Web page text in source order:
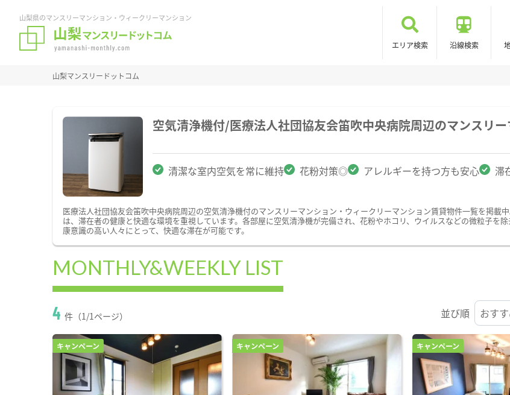
山梨県のマンスリーマンション・ウィークリーマンション
エリア検索 沿線検索
山梨マンスリードットコム
空気清浄機付/医療法人社団協友会笛吹中央病院周辺のマンスリ
清潔な室内空気を常に維持 花粉対策◎ アレルギーを持つ方も安心 滞
医療法人社団協友会笛吹中央病院周辺の空気清浄機付のマンスリーマンション・ウィークリーマンション賃貸物件一覧を掲載
は、滞在者の健康と快適な環境を重視しています。各部屋に空気清浄機が完備され、花粉やホコリ、ウイルスなどの微粒子を
康意識の高い人々にとって、快適な滞在が可能です。
MONTHLY&WEEKLY LIST
4 件（1/1ページ） 並び順
キャンペーン キャンペーン キャンペーン